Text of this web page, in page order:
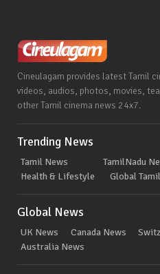
Cineulagam provides latest Tamil
videos, audios, photos, movies,
other Tamil cinema news 24x7.
Trending News
Tamil News TamilNadu
Health & Lifestyle
Global
Global News
UK News Canada News
Australia News